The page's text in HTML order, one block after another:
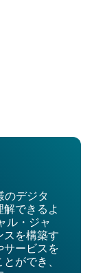
デジタ
できるよ
ル・ジャ
スを構築す
サービスを
ができ、